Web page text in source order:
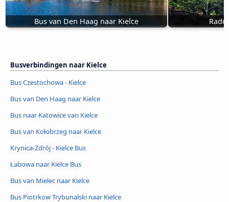
Bus van Den Haag naar Kielce
Busverbindingen naar Kielce
Bus Czestochowa - Kielce
Bus van Den Haag naar Kielce
Bus naar Katowice van Kielce
Bus van Kołobrzeg naar Kielce
Krynica-Zdrój - Kielce Bus
Łabowa naar Kielce Bus
Bus van Mielec naar Kielce
Bus Piotrkow Trybunalski naar Kielce